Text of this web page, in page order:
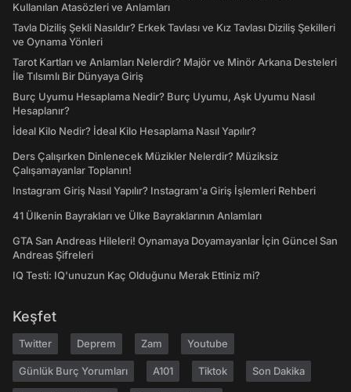
Kullanılan Atasözleri ve Anlamları
Tavla Diziliş Şekli Nasıldır? Erkek Tavlası ve Kız Tavlası Diziliş Şekilleri
ve Oynama Yönleri
Tarot Kartları ve Anlamları Nelerdir? Majör ve Minör Arkana Desteleri
İle Tılsımlı Bir Dünyaya Giriş
Burç Uyumu Hesaplama Nedir? Burç Uyumu, Aşk Uyumu Nasıl
Hesaplanır?
İdeal Kilo Nedir? İdeal Kilo Hesaplama Nasıl Yapılır?
Ders Çalışırken Dinlenecek Müzikler Nelerdir? Müziksiz
Çalışamayanlar Toplanın!
Instagram Giriş Nasıl Yapılır? Instagram'a Giriş İşlemleri Rehberi
41 Ülkenin Bayrakları ve Ülke Bayraklarının Anlamları
GTA San Andreas Hileleri! Oynamaya Doyamayanlar İçin Güncel San
Andreas Şifreleri
IQ Testi: IQ'unuzun Kaç Olduğunu Merak Ettiniz mi?
Keşfet
Twitter Deprem Zam Youtube
Günlük Burç Yorumları A101 Tiktok Son Dakika